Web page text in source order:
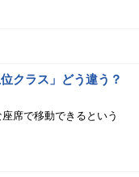
クラス」どう違う？
席で移動できるという